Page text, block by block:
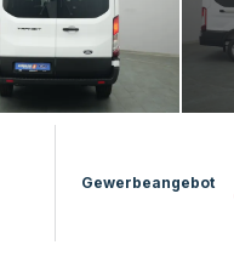
Gewerbeangebot